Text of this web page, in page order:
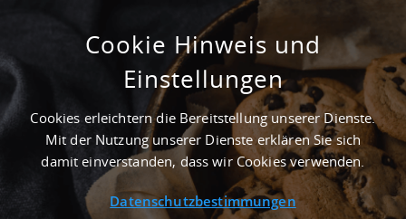
2.600 M² MIETHALLE IN BERLIN AN DER
AUTOBAHN A 100
Startseite Immobiliensuche Detailansicht
Cookie Hinweis und
Einstellungen
Cookies erleichtern die Bereitstellung unserer Dienste.
Mit der Nutzung unserer Dienste erklären Sie sich
damit einverstanden, dass wir Cookies verwenden.
Datenschutzbestimmungen